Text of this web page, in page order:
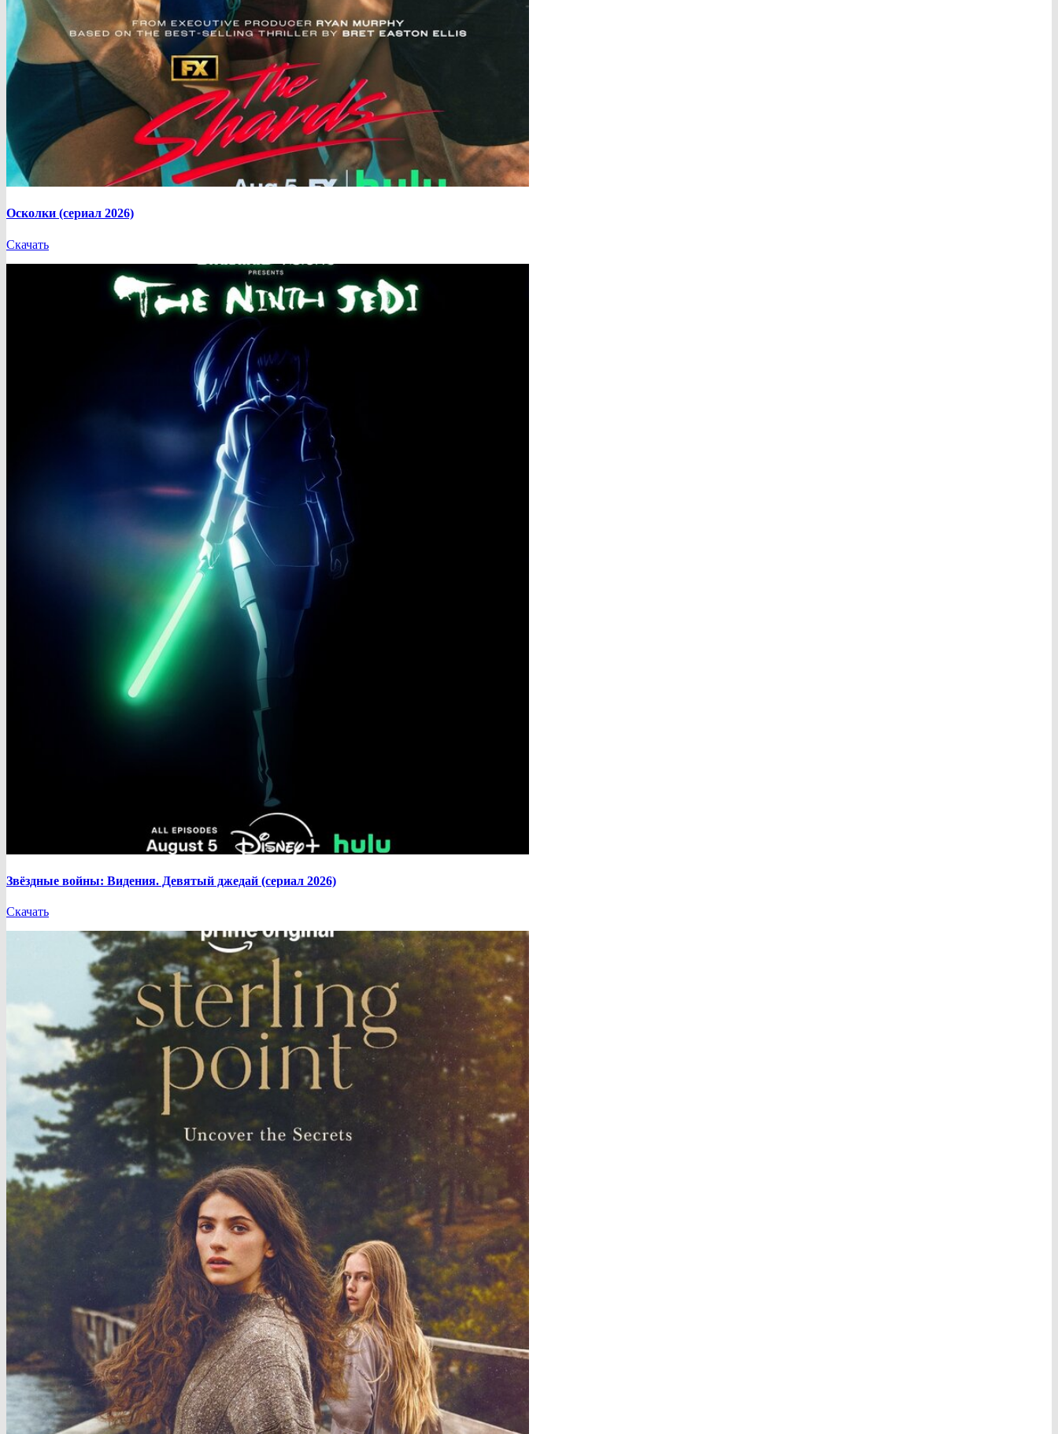
Осколки (сериал 2026)
Скачать
Звёздные войны: Видения. Девятый джедай (сериал 2026)
Скачать